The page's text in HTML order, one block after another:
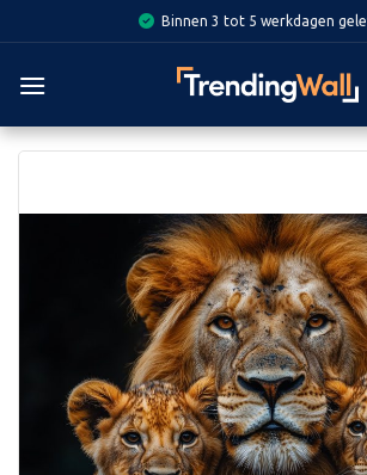
to
content
Binnen 3 tot 5 werkdagen